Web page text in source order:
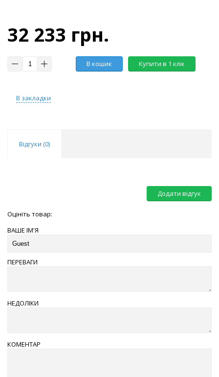
32 233 грн.
В кошик Купити в 1 клік
В закладки
Відгуки (0)
Додати відгук
Оцініть товар:
ВАШЕ ІМ'Я
ПЕРЕВАГИ
НЕДОЛІКИ
КОМЕНТАР